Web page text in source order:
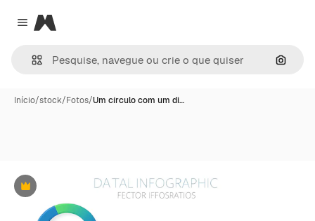
Close menu
Magnific
Início/stock/Fotos/Um círculo com um di…
Premium